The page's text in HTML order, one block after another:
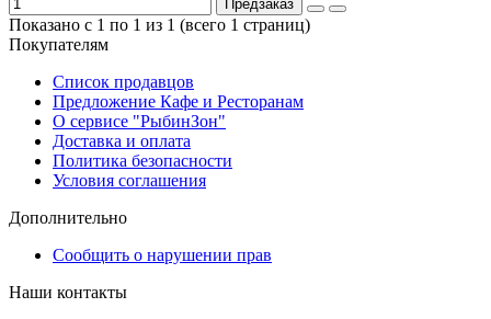
Предзаказ
Показано с 1 по 1 из 1 (всего 1 страниц)
Покупателям
Список продавцов
Предложение Кафе и Ресторанам
О сервисе "РыбинЗон"
Доставка и оплата
Политика безопасности
Условия соглашения
Дополнительно
Сообщить о нарушении прав
Наши контакты